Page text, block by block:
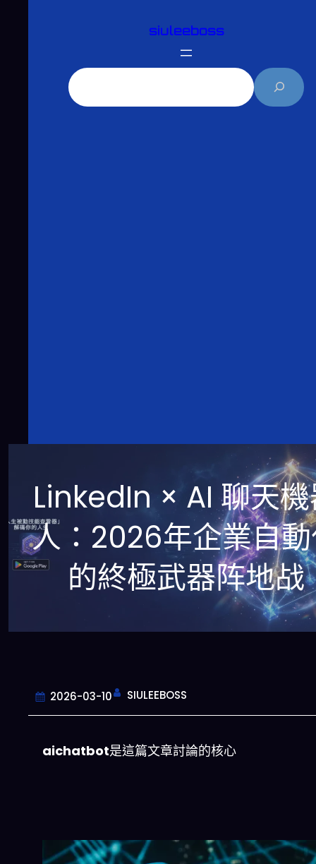
siuleeboss
LinkedIn × AI 聊天
人：2026年企業自
的終極武器阵地战
2026-03-10 SIULEEBOSS
aichatbot是這篇文章討論的核心